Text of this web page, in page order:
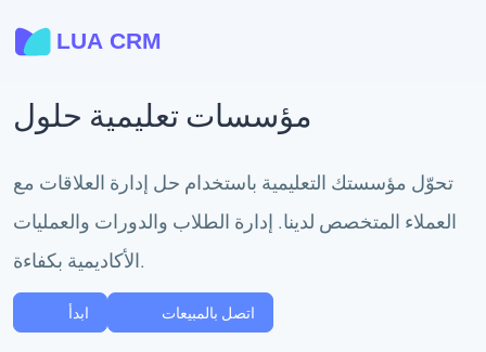
مؤسسات تعليمية حلول
تحوّل مؤسستك التعليمية باستخدام حل إدارة العلاقات مع
العملاء المتخصص لدينا. إدارة الطلاب والدورات والعمليات
الأكاديمية بكفاءة.
ابدأ اتصل بالمبيعات